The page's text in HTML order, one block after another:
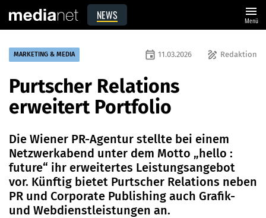
NEWS menu
Menü
MARKETING & MEDIA draw Redaktion
event 11.03.2026
Purtscher Relations
erweitert Portfolio
Die Wiener PR-Agentur stellte bei einem
Netzwerkabend unter dem Motto „hello :
future“ ihr erweitertes Leistungsangebot
vor. Künftig bietet Purtscher Relations neben
PR und Corporate Publishing auch Grafik-
und Webdienstleistungen an.